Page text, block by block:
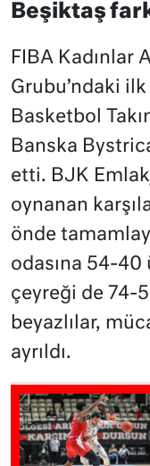
Beşiktaş
FIBA Kadınlar
Grubu’ndaki
Basketbol
Banska
etti. BJK
oynanan
önde
odasına 54-
çeyreği de 74-
beyazlılar,
ayrıldı.